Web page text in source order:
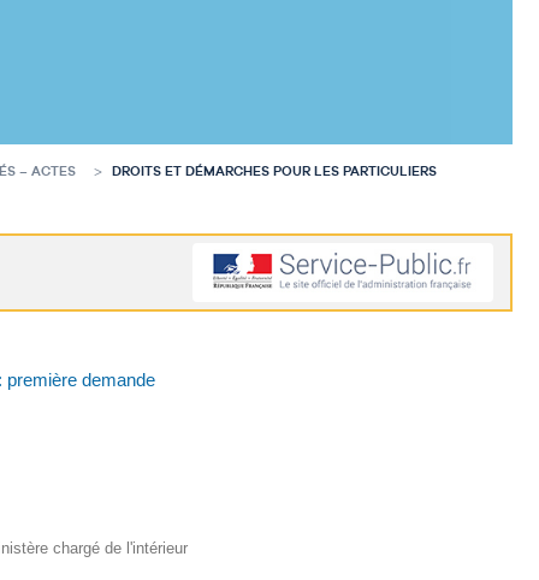
– ACTES DROITS ET DÉMARCHES POUR LES PARTICULIERS
demande
chargé de l'intérieur